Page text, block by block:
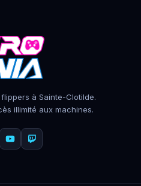
à Sainte-Clotilde.
illimité aux machines.